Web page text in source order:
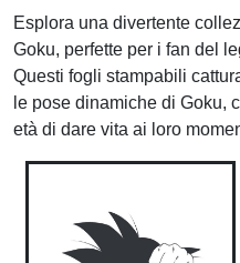
Esplora una divertente
Goku, perfette per i fan del
Questi fogli stampabili
le pose dinamiche di Goku,
età di dare vita ai loro